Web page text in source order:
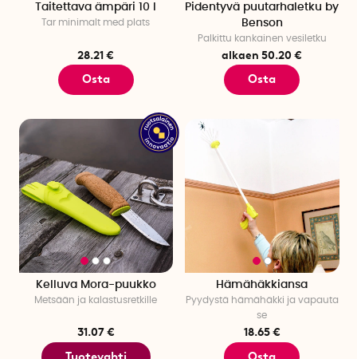
Taitettava ämpäri 10 l
Tar minimalt med plats
28.21 €
Osta
Pidentyvä puutarhaletku by
Benson
Palkittu kankainen vesiletku
alkaen 50.20 €
Osta
Kelluva Mora-puukko
Metsään ja kalastusretkille
31.07 €
Hämähäkkiansa
Pyydystä hämähäkki ja vapauta
se
18.65 €